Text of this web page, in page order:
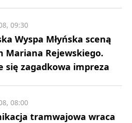
Wyspa Młyńska sceną
Mariana Rejewskiego.
się zagadkowa impreza
09:30
tramwajowa wraca
08:00